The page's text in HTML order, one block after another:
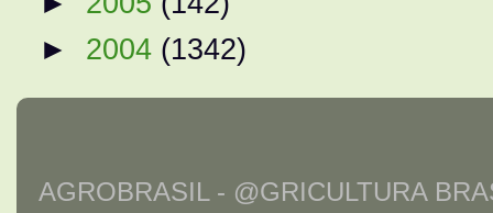
► 2004 (1342)
AGROBRASIL - @GRICULTURA